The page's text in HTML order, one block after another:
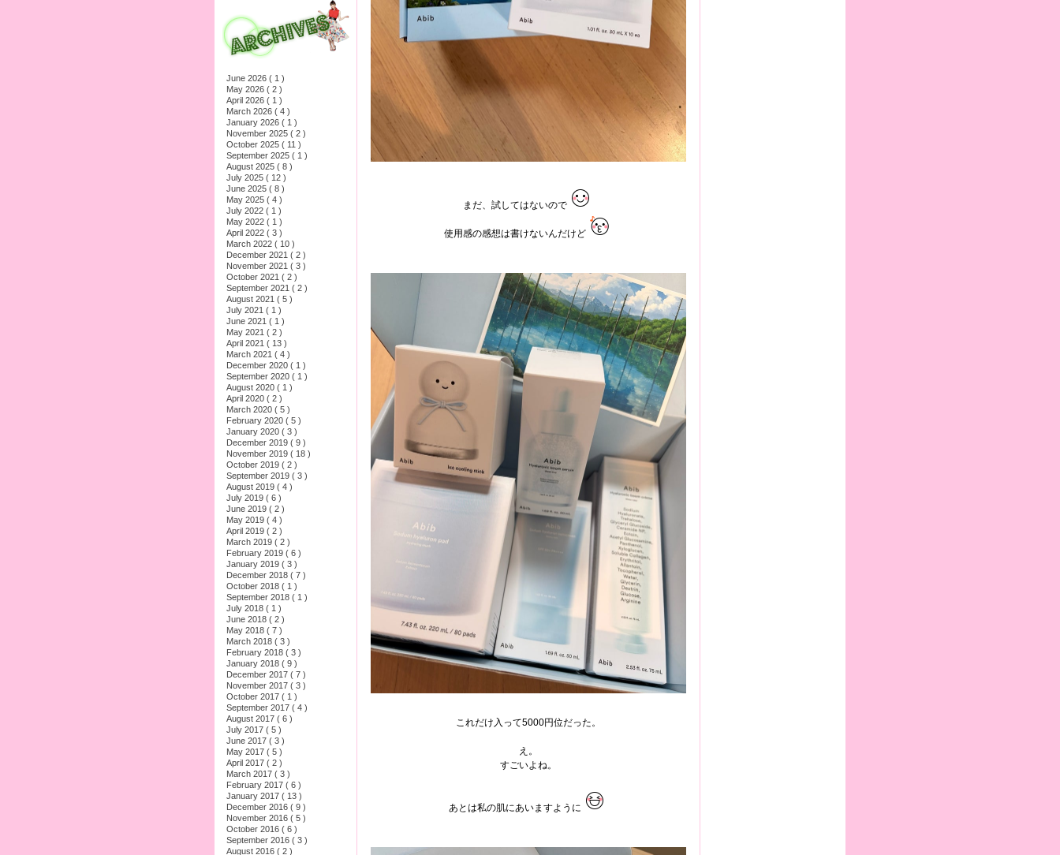
June 2026 ( 1 )
May 2026 ( 2 )
April 2026 ( 1 )
March 2026 ( 4 )
January 2026 ( 1 )
November 2025 ( 2 )
October 2025 ( 11 )
September 2025 ( 1 )
August 2025 ( 8 )
July 2025 ( 12 )
June 2025 ( 8 )
May 2025 ( 4 )
July 2022 ( 1 )
May 2022 ( 1 )
April 2022 ( 3 )
March 2022 ( 10 )
December 2021 ( 2 )
November 2021 ( 3 )
October 2021 ( 2 )
September 2021 ( 2 )
August 2021 ( 5 )
July 2021 ( 1 )
June 2021 ( 1 )
May 2021 ( 2 )
April 2021 ( 13 )
March 2021 ( 4 )
December 2020 ( 1 )
September 2020 ( 1 )
August 2020 ( 1 )
April 2020 ( 2 )
March 2020 ( 5 )
February 2020 ( 5 )
January 2020 ( 3 )
December 2019 ( 9 )
November 2019 ( 18 )
October 2019 ( 2 )
September 2019 ( 3 )
August 2019 ( 4 )
July 2019 ( 6 )
June 2019 ( 2 )
May 2019 ( 4 )
April 2019 ( 2 )
March 2019 ( 2 )
February 2019 ( 6 )
January 2019 ( 3 )
December 2018 ( 7 )
October 2018 ( 1 )
September 2018 ( 1 )
July 2018 ( 1 )
June 2018 ( 2 )
May 2018 ( 7 )
March 2018 ( 3 )
February 2018 ( 3 )
January 2018 ( 9 )
December 2017 ( 7 )
November 2017 ( 3 )
October 2017 ( 1 )
September 2017 ( 4 )
August 2017 ( 6 )
July 2017 ( 5 )
June 2017 ( 3 )
May 2017 ( 5 )
April 2017 ( 2 )
March 2017 ( 3 )
February 2017 ( 6 )
January 2017 ( 13 )
December 2016 ( 9 )
November 2016 ( 5 )
October 2016 ( 6 )
September 2016 ( 3 )
August 2016 ( 2 )
まだ、試してはないので
使用感の感想は書けないんだけど
これだけ入って5000円位だった。
え。
すごいよね。
あとは私の肌にあいますように